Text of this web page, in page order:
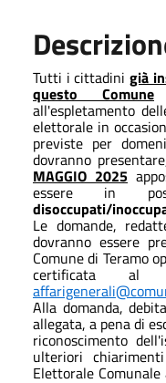
Tutti i cittadini già
questo Comune
all'espletamento
elettorale in
previste per
dovranno
MAGGIO 2025
essere in
disoccupati/
Le domande,
dovranno essere
Comune di Teramo
certificata al
Alla domanda,
allegata, a pena di
riconoscimento
ulteriori
Elettorale